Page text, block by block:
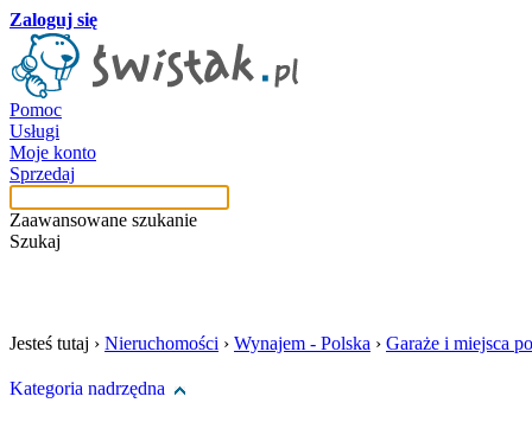
Zaloguj się
Pomoc
Usługi
Moje konto
Sprzedaj
Zaawansowane szukanie
Szukaj
Jesteś tutaj › Nieruchomości › Wynajem - Polska › Garaże i miejsca
Kategoria nadrzędna